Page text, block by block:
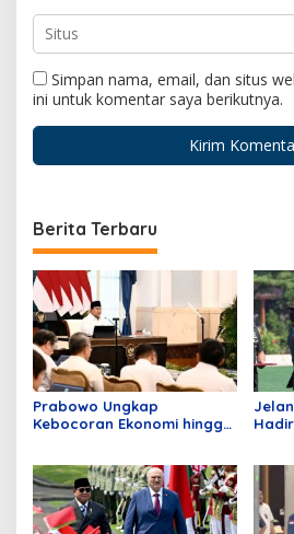
Simpan nama, email, dan situs
ini untuk komentar saya berikutnya.
Berita Terbaru
Prabowo Ungkap
Kebocoran Ekonomi hingga
Nasib Bangsa Kita!